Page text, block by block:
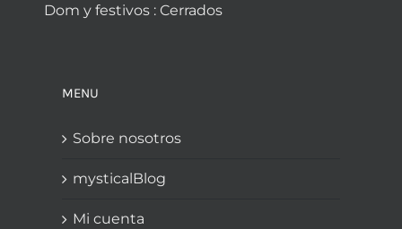
Dom y festivos : Cerrados
MENU
Sobre nosotros
mysticalBlog
Mi cuenta